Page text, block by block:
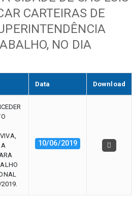
CARTEIRAS DE
NO DIA
Data Download
A
10/06/2019